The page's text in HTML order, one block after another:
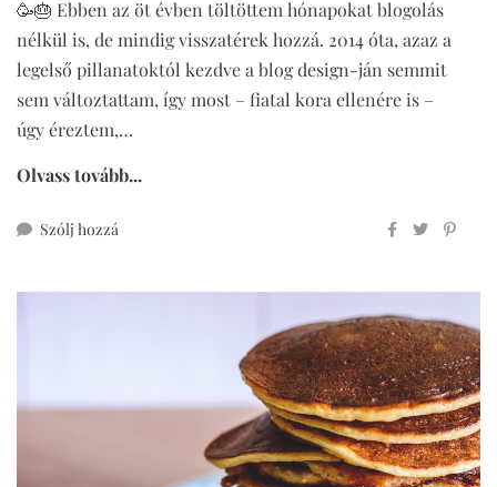
🥳🎂 Ebben az öt évben töltöttem hónapokat blogolás
nélkül is, de mindig visszatérek hozzá. 2014 óta, azaz a
legelső pillanatoktól kezdve a blog design-ján semmit
sem változtattam, így most – fiatal kora ellenére is –
úgy éreztem,…
Olvass tovább...
Szólj hozzá